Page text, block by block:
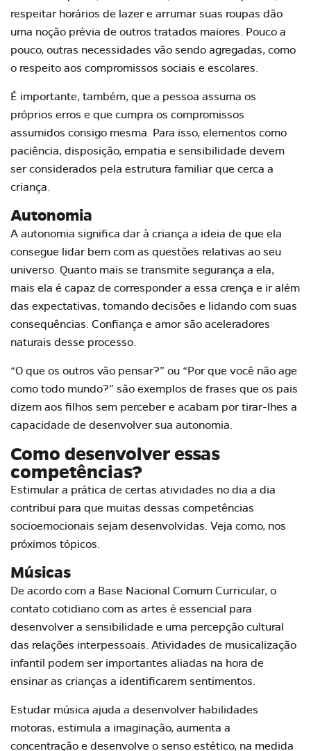
respeitar horários de lazer e arrumar suas roupas dão
uma noção prévia de outros tratados maiores. Pouco a
pouco, outras necessidades vão sendo agregadas, como
o respeito aos compromissos sociais e escolares.
É importante, também, que a pessoa assuma os
próprios erros e que cumpra os compromissos
assumidos consigo mesma. Para isso, elementos como
paciência, disposição, empatia e sensibilidade devem
ser considerados pela estrutura familiar que cerca a
criança.
Autonomia
A autonomia significa dar à criança a ideia de que ela
consegue lidar bem com as questões relativas ao seu
universo. Quanto mais se transmite segurança a ela,
mais ela é capaz de corresponder a essa crença e ir além
das expectativas, tomando decisões e lidando com suas
consequências. Confiança e amor são aceleradores
naturais desse processo.
“O que os outros vão pensar?” ou “Por que você não age
como todo mundo?” são exemplos de frases que os pais
dizem aos filhos sem perceber e acabam por tirar-lhes a
capacidade de desenvolver sua autonomia.
Como desenvolver essas
competências?
Estimular a prática de certas atividades no dia a dia
contribui para que muitas dessas competências
socioemocionais sejam desenvolvidas. Veja como, nos
próximos tópicos.
Músicas
De acordo com a Base Nacional Comum Curricular, o
contato cotidiano com as artes é essencial para
desenvolver a sensibilidade e uma percepção cultural
das relações interpessoais. Atividades de musicalização
infantil podem ser importantes aliadas na hora de
ensinar as crianças a identificarem sentimentos.
Estudar música ajuda a desenvolver habilidades
motoras, estimula a imaginação, aumenta a
concentração e desenvolve o senso estético, na medida